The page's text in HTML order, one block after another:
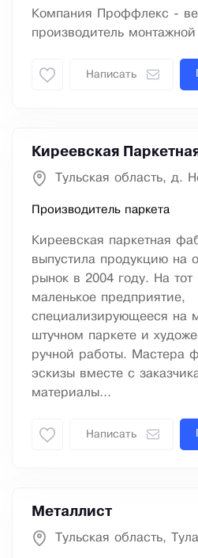
Компания Проффлекс -
производитель
Написать
Киреевская
Тульская область, д.
Производитель паркета
Киреевская паркетная
выпустила продукцию на
рынок в 2004 году. На
маленькое предприятие,
специализирующееся на
штучном паркете и
ручной работы. Мастера
эскизы вместе с
материалы...
Написать
Металлист
Тульская область, Тула